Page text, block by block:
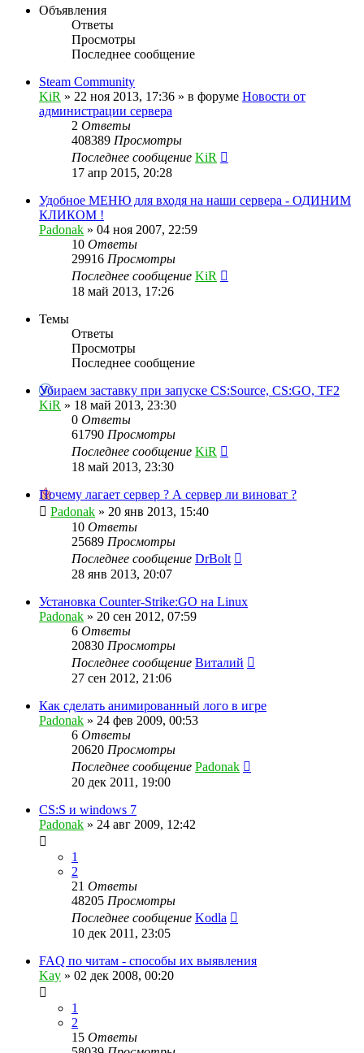
Объявления
Ответы
Просмотры
Последнее сообщение
Steam Community
KiR » 22 ноя 2013, 17:36 » в форуме Новости от
администрации сервера
2 Ответы
408389 Просмотры
Последнее сообщение KiR
17 апр 2015, 20:28
Удобное МЕНЮ для входя на наши сервера - ОДИНИМ
КЛИКОМ !
Padonak » 04 ноя 2007, 22:59
10 Ответы
29916 Просмотры
Последнее сообщение KiR
18 май 2013, 17:26
Темы
Ответы
Просмотры
Последнее сообщение
Убираем заставку при запуске CS:Source, CS:GO, TF2
KiR » 18 май 2013, 23:30
0 Ответы
61790 Просмотры
Последнее сообщение KiR
18 май 2013, 23:30
Почему лагает сервер ? А сервер ли виноват ?
Padonak » 20 янв 2013, 15:40
10 Ответы
25689 Просмотры
Последнее сообщение DrBolt
28 янв 2013, 20:07
Установка Counter-Strike:GO на Linux
Padonak » 20 сен 2012, 07:59
6 Ответы
20830 Просмотры
Последнее сообщение Виталий
27 сен 2012, 21:06
Как сделать анимированный лого в игре
Padonak » 24 фев 2009, 00:53
6 Ответы
20620 Просмотры
Последнее сообщение Padonak
20 дек 2011, 19:00
CS:S и windows 7
Padonak » 24 авг 2009, 12:42
1
2
21 Ответы
48205 Просмотры
Последнее сообщение Kodla
10 дек 2011, 23:05
FAQ по читам - способы их выявления
Kay » 02 дек 2008, 00:20
1
2
15 Ответы